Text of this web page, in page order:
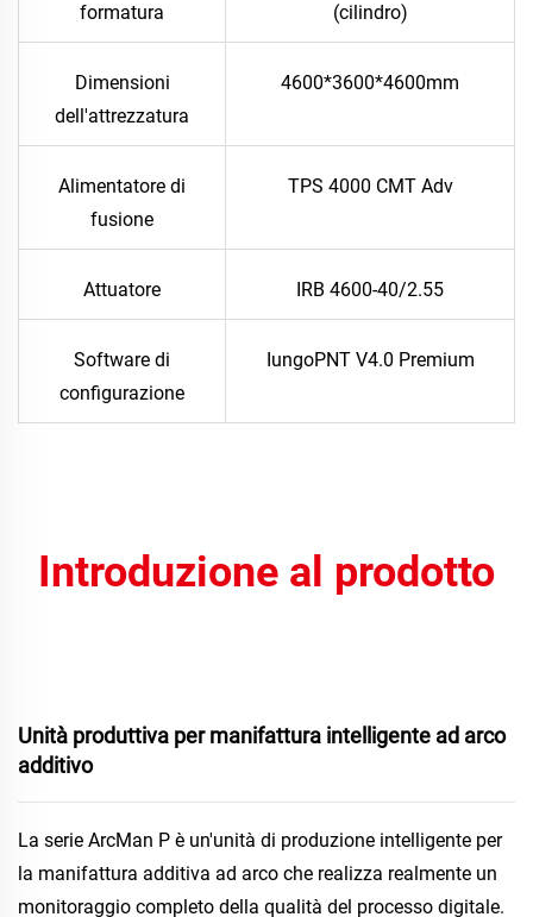
formatura
(cilindro)
Dimensioni
dell'attrezzatura
4600*3600*4600mm
Alimentatore di
fusione
TPS 4000 CMT Adv
Attuatore IRB 4600-40/2.55
Software di
configurazione
IungoPNT V4.0 Premium
Introduzione al prodotto
Unità produttiva per manifattura intelligente ad arco
additivo
La serie ArcMan P è un'unità di produzione intelligente per
la manifattura additiva ad arco che realizza realmente un
monitoraggio completo della qualità del processo digitale.